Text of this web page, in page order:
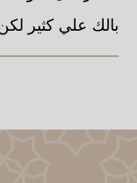
بالك علي كثير